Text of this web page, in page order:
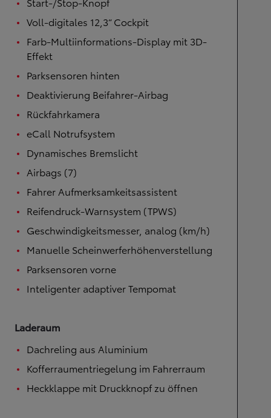
Voll-digitales 12,3“ Cockpit
Farb-Multiinformations-Display mit 3D-
Effekt
Parksensoren hinten
Deaktivierung Beifahrer-Airbag
Rückfahrkamera
eCall Notrufsystem
Dynamisches Bremslicht
Airbags (7)
Fahrer Aufmerksamkeitsassistent
Reifendruck-Warnsystem (TPWS)
Geschwindigkeitsmesser, analog (km/h)
Manuelle Scheinwerferhöhenverstellung
Parksensoren vorne
Inteligenter adaptiver Tempomat
Laderaum
Dachreling aus Aluminium
Kofferraumentriegelung im Fahrerraum
Heckklappe mit Druckknopf zu öffnen